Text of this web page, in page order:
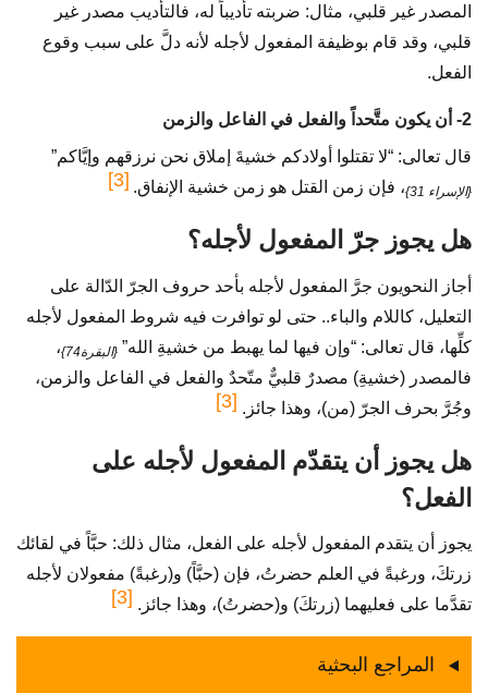
المصدر غير قلبي، مثال: ضربته تأديباً له، فالتأديب مصدر غير
قلبي، وقد قام بوظيفة المفعول لأجله لأنه دلَّ على سبب وقوع
الفعل.
2- أن يكون متَّحداً والفعل في الفاعل والزمن
قال تعالى: “لا تقتلوا أولادكم خشيةَ إملاق نحن نرزقهم وإيَّاكم”
{الإسراء 31} ، فإن زمن القتل هو زمن خشية الإنفاق. [3]
هل يجوز جرّ المفعول لأجله؟
أجاز النحويون جرَّ المفعول لأجله بأحد حروف الجرّ الدّالة على
التعليل، كاللام والباء.. حتى لو توافرت فيه شروط المفعول لأجله
كلِّها، قال تعالى: “وإن فيها لما يهبط من خشيةِ الله” {البقرة74}
،
فالمصدر (خشيةِ) مصدرٌ قلبيٌّ متّحدٌ والفعل في الفاعل والزمن،
وجُرَّ بحرف الجرّ (من)، وهذا جائز. [3]
هل يجوز أن يتقدّم المفعول لأجله على
الفعل؟
يجوز أن يتقدم المفعول لأجله على الفعل، مثال ذلك: حبَّاً في لقائك
زرتكَ، ورغبةً في العلم حضرتُ، فإن (حبَّاً) و(رغبةً) مفعولان لأجله
تقدَّما على فعليهما (زرتكَ) و(حضرتُ)، وهذا جائز. [
3]
المراجع البحثية